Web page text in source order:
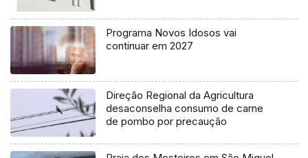
Programa Novos Idosos vai
continuar em 2027
Direção Regional da Agricultura
desaconselha consumo de carne
de pombo por precaução